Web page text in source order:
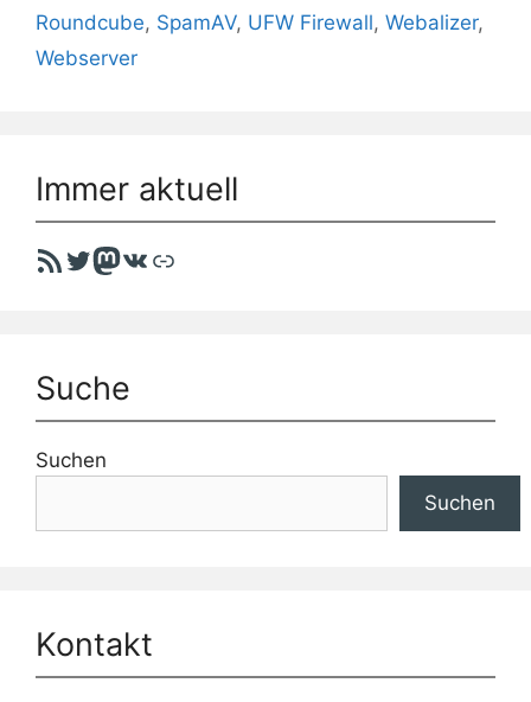
Roundcube, SpamAV, UFW Firewall, Webalizer,
Webserver
Immer aktuell
RSS-FeedTwitter
Mastodon
VKLink
Suche
Suchen
Suchen
Kontakt